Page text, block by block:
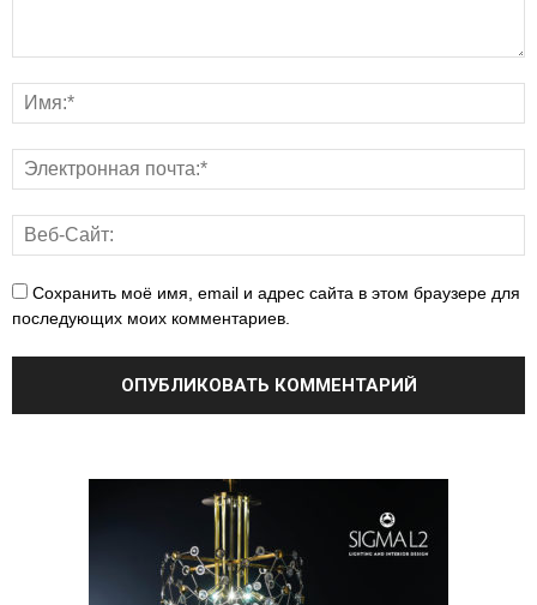
Сохранить моё имя, email и адрес сайта в этом браузере для
последующих моих комментариев.